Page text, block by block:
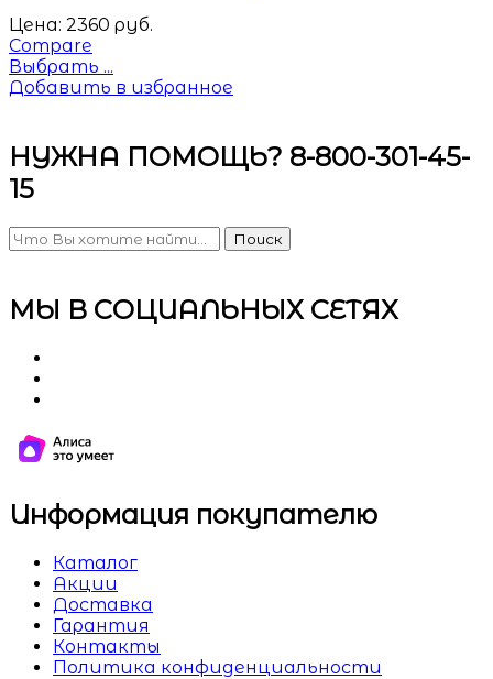
Цена: 2360 руб.
Compare
Выбрать ...
Добавить в избранное
НУЖНА ПОМОЩЬ? 8-800-301-45-
15
Поиск
МЫ В СОЦИАЛЬНЫХ СЕТЯХ
Информация покупателю
Каталог
Акции
Доставка
Гарантия
Контакты
Политика конфиденциальности